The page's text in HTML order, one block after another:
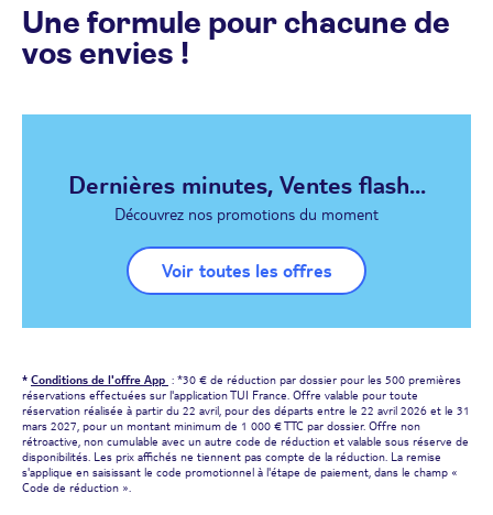
Une formule pour chacune de
vos envies !
Dernières minutes, Ventes flash...
Découvrez nos promotions du moment
Voir toutes les offres
* Conditions de l'offre App : *30 € de réduction par dossier pour les 500 premières
réservations effectuées sur l'application TUI France. Offre valable pour toute
réservation réalisée à partir du 22 avril, pour des départs entre le 22 avril 2026 et le 31
mars 2027, pour un montant minimum de 1 000 € TTC par dossier. Offre non
rétroactive, non cumulable avec un autre code de réduction et valable sous réserve de
disponibilités. Les prix affichés ne tiennent pas compte de la réduction. La remise
s'applique en saisissant le code promotionnel à l'étape de paiement, dans le champ «
Code de réduction ».